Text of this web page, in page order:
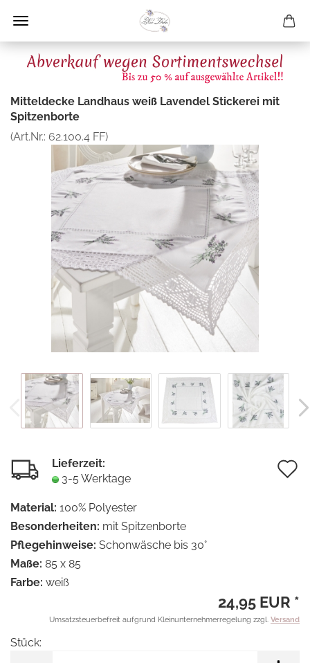
Mitteldecke Landhaus weiß Lavendel Stickerei mit
Spitzenborte
(Art.Nr.: 62.100.4 FF)
Lieferzeit:
3-5 Werktage
Material: 100% Polyester
Besonderheiten: mit Spitzenborte
Pflegehinweise: Schonwäsche bis 30°
Maße: 85 x 85
Farbe: weiß
24,95 EUR *
Umsatzsteuerbefreit aufgrund Kleinunternehmerregelung zzgl. Versand
Stück: